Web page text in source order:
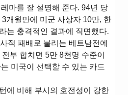
마를 잘 설명해 준다. 94년 당
개월만에 미군 사상자 10만, 한
는 충격적인 결과에 직면했다.
적 패배로 불리는 베트남전에
부 합치면 5만 8천명 수준이
미국이 선택할 수 있는 카드
에 비해 부시의 호전성이 강한